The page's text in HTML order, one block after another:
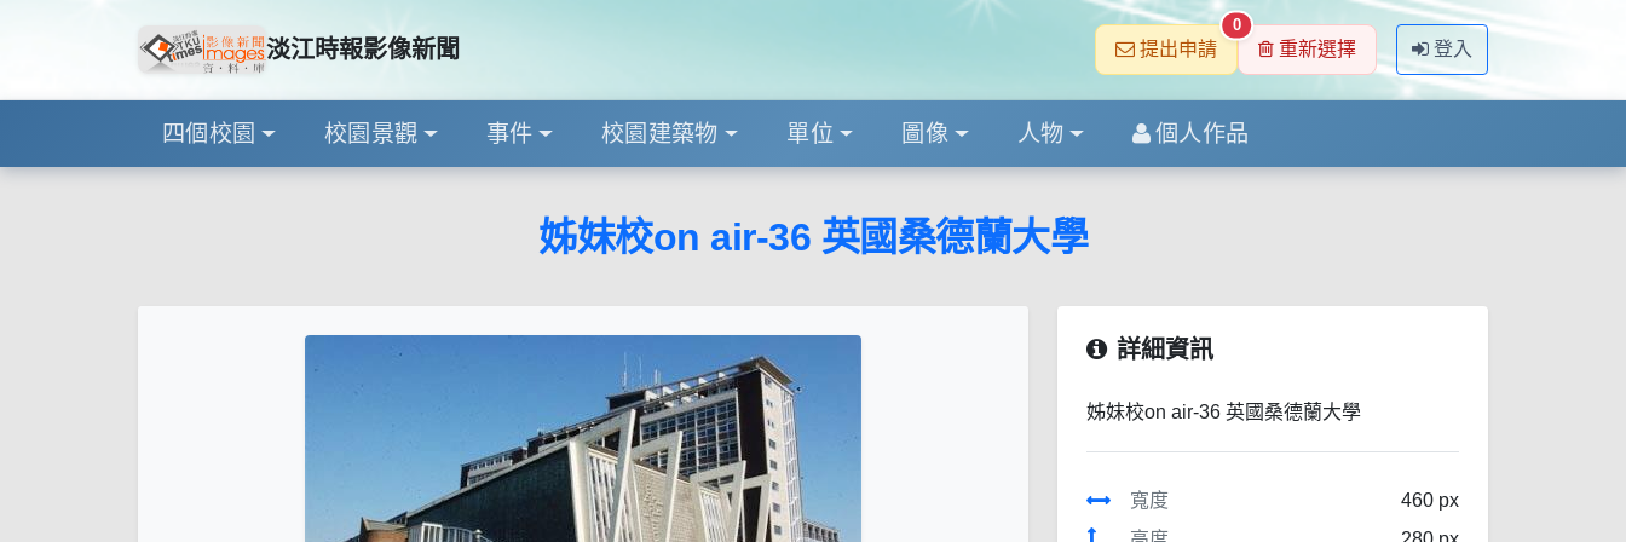
淡江時報影像新聞 提出申請
0
重新選擇 登入
四個校園 校園景觀 事件 校園建築物 單位 圖像 人物 個人作品
姊妹校on air-36 英國桑德蘭大學
詳細資訊
姊妹校on air-36 英國桑德蘭大學
寬度
460 px